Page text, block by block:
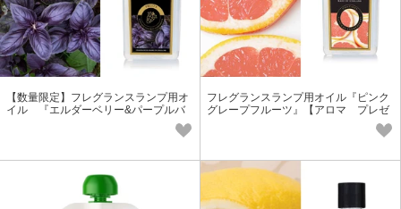
【数量限定】フレグランスランプ用オ
イル 『エルダーベリー&パープルバ
フレグランスランプ用オイル『ピンク
グレープフルーツ』【アロマ プレゼ